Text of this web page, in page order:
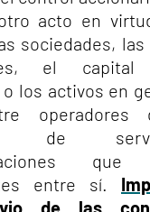
acto en
sociedades, las
el capital
los activos en
de
entre sí.
de las